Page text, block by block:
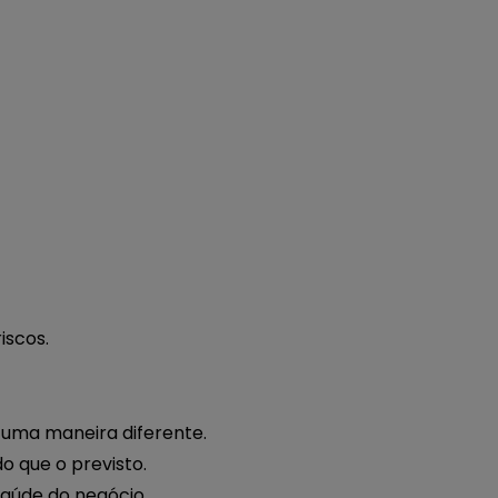
maneira diferente.
que o previsto.